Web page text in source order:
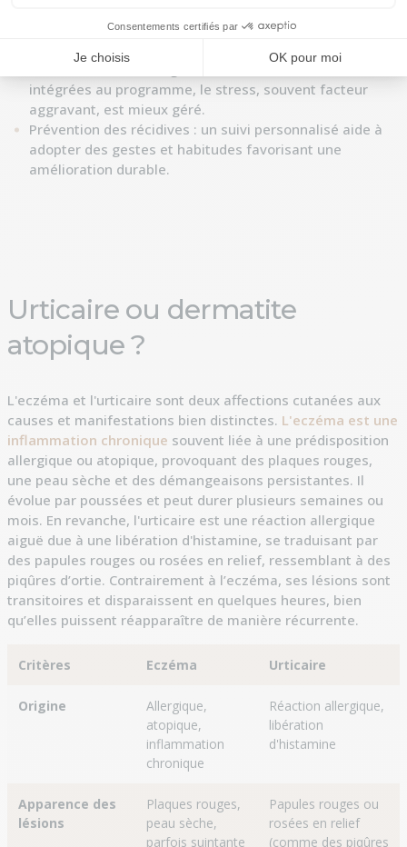
Hydratation et régénération cutanée : essentielle pour
renforcer la barrière protectrice de la peau.
Réduction du stress : grâce à des activités de relaxation
intégrées au programme, le stress, souvent facteur
aggravant, est mieux géré.
Prévention des récidives : un suivi personnalisé aide à
adopter des gestes et habitudes favorisant une
amélioration durable.
Urticaire ou dermatite
atopique ?
L'eczéma et l'urticaire sont deux affections cutanées aux
causes et manifestations bien distinctes. L'eczéma est une
inflammation chronique souvent liée à une prédisposition
allergique ou atopique, provoquant des plaques rouges,
une peau sèche et des démangeaisons persistantes. Il
évolue par poussées et peut durer plusieurs semaines ou
mois. En revanche, l'urticaire est une réaction allergique
aiguë due à une libération d'histamine, se traduisant par
des papules rouges ou rosées en relief, ressemblant à des
piqûres d’ortie. Contrairement à l’eczéma, ses lésions sont
transitoires et disparaissent en quelques heures, bien
qu’elles puissent réapparaître de manière récurrente.
Critères Eczéma Urticaire
Origine
Allergique,
atopique,
inflammation
chronique
Réaction allergique,
libération
d'histamine
Apparence des
lésions
Plaques rouges,
peau sèche,
parfois suintante
Papules rouges ou
rosées en relief
(comme des piqûres